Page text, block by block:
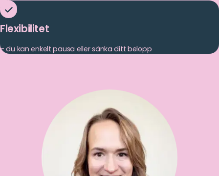
Flexibilitet
– du kan enkelt pausa eller sänka ditt belopp